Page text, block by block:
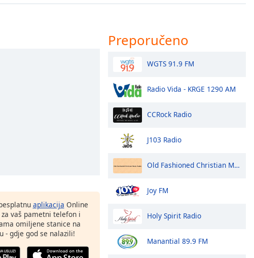
aplikacija Online
za vaš pametni telefon i
omiljene stanice na
- gdje god se nalazili!
Preporučeno
WGTS 91.9 FM
Radio Vida - KRGE 1290 AM
CCRock Radio
J103 Radio
Old Fashioned Christian Music Radio
Joy FM
Holy Spirit Radio
Manantial 89.9 FM